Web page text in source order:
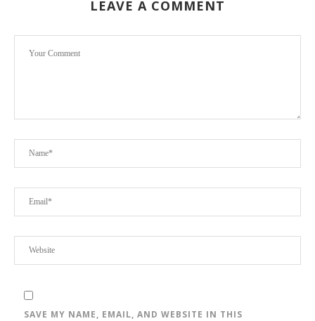
LEAVE A COMMENT
SAVE MY NAME, EMAIL, AND WEBSITE IN THIS